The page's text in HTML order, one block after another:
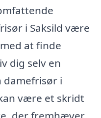
i Saksild være
at finde
dig selv en
damefrisør i
være et skridt